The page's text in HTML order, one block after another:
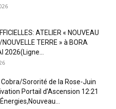
ATELIER « NOUVEAU
TERRE » à BORA
2026(Ligne...
Cobra/Sororité de la Rose-Juin
Portail d’Ascension 12:21